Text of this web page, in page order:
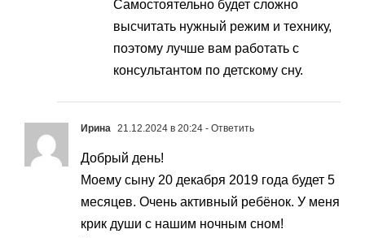
Самостоятельно будет сложно
высчитать нужный режим и технику,
поэтому лучше вам работать с
консультантом по детскому сну.
Ирина 21.12.2024 в 20:24 - Ответить
Добрый день!
Моему сыну 20 декабря 2019 года будет 5
месяцев. Очень активный ребёнок. У меня
крик души с нашим ночным сном!